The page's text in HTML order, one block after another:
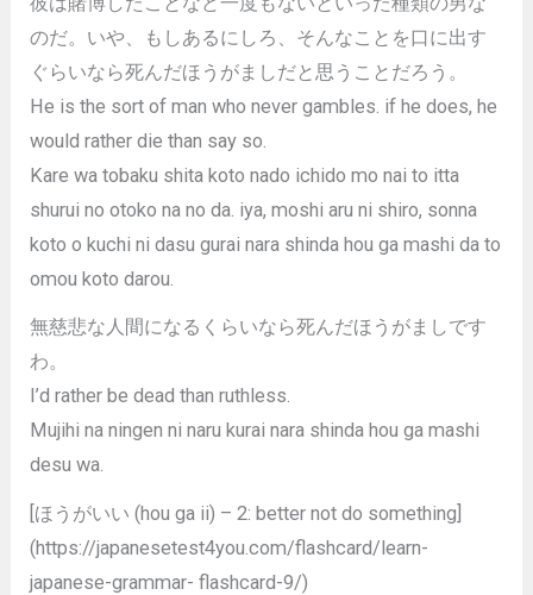
のだ。いや、もしあるにしろ、そんなことを口に出す
ぐらいなら死んだほうがましだと思うことだろう。
He is the sort of man who never gambles. if he does, he
would rather die than say so.
Kare wa tobaku shita koto nado ichido mo nai to itta
shurui no otoko na no da. iya, moshi aru ni shiro, sonna
koto o kuchi ni dasu gurai nara shinda hou ga mashi da to
omou koto darou.
無慈悲な人間になるくらいなら死んだほうがましです
わ。
I’d rather be dead than ruthless.
Mujihi na ningen ni naru kurai nara shinda hou ga mashi
desu wa.
[ほうがいい (hou ga ii) – 2: better not do something]
(https://japanesetest4you.com/flashcard/learn-
japanese-grammar- flashcard-9/)